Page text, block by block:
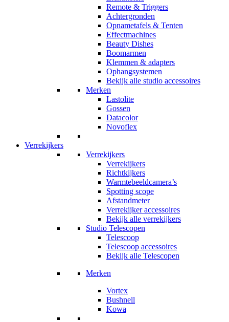
Remote & Triggers
Achtergronden
Opnametafels & Tenten
Effectmachines
Beauty Dishes
Boomarmen
Klemmen & adapters
Ophangsystemen
Bekijk alle studio accessoires
Merken
Lastolite
Gossen
Datacolor
Novoflex
Verrekijkers
Verrekijkers
Verrekijkers
Richtkijkers
Warmtebeeldcamera’s
Spotting scope
Afstandmeter
Verrekijker accessoires
Bekijk alle verrekijkers
Studio Telescopen
Telescoop
Telescoop accessoires
Bekijk alle Telescopen
Merken
Vortex
Bushnell
Kowa